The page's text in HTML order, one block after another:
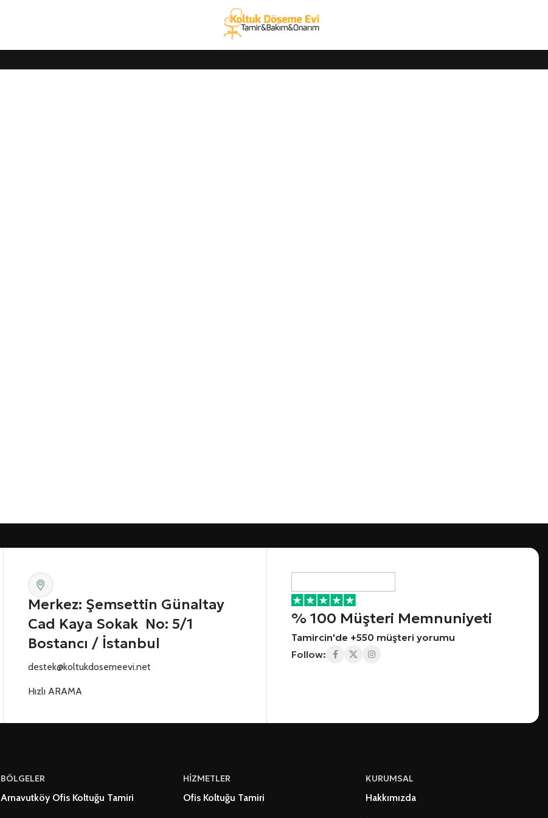
Merkez: Şemsettin Günaltay
Cad Kaya Sokak No: 5/1
Bostancı / İstanbul
destek@koltukdosemeevi.net
Hızlı ARAMA
% 100 Müşteri Memnuniyeti
Tamircin'de +550 müşteri yorumu
Follow:
BÖLGELER
Arnavutköy Ofis Koltuğu Tamiri
HİZMETLER
Ofis Koltuğu Tamiri
KURUMSAL
Hakkımızda